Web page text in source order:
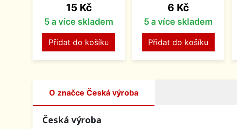
Cena
15 Kč
5 a více skladem
Přidat do košíku
Cena
6 Kč
5 a více skladem
Přidat do košíku
O značce Česká výroba
Česká výroba